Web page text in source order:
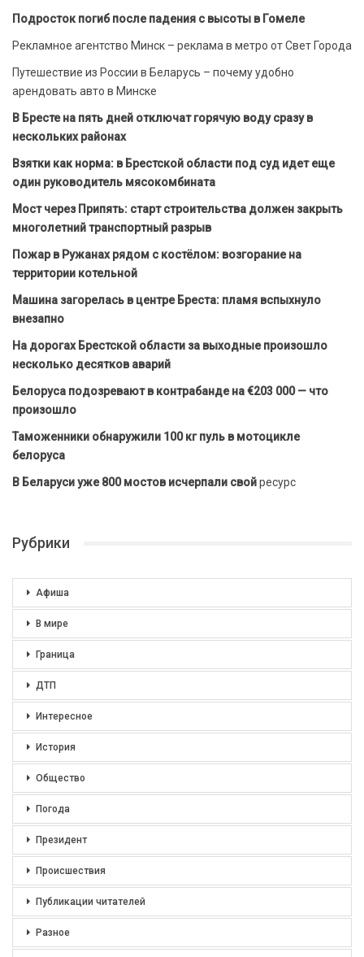
Подросток погиб после падения с высоты в Гомеле
Рекламное агентство Минск – реклама в метро от Свет Города
Путешествие из России в Беларусь – почему удобно
арендовать авто в Минске
В Бресте на пять дней отключат горячую воду сразу в
нескольких районах
Взятки как норма: в Брестской области под суд идет еще
один руководитель мясокомбината
Мост через Припять: старт строительства должен закрыть
многолетний транспортный разрыв
Пожар в Ружанах рядом с костёлом: возгорание на
территории котельной
Машина загорелась в центре Бреста: пламя вспыхнуло
внезапно
На дорогах Брестской области за выходные произошло
несколько десятков аварий
Белоруса подозревают в контрабанде на €203 000 — что
произошло
Таможенники обнаружили 100 кг пуль в мотоцикле
белоруса
В Беларуси уже 800 мостов исчерпали свойресурс
Рубрики
Афиша
В мире
Граница
ДТП
Интересное
История
Общество
Погода
Президент
Происшествия
Публикации читателей
Разное